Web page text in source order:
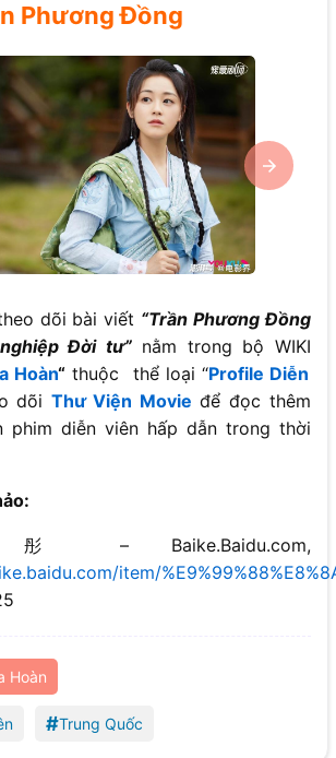
Phương Đồng
dõi bài viết “Trần Phương Đồng
Đời tư”nằm trong bộ WIKI
Hoàn“ thuộc thể loại “Profile Diễn
dõi Thư Viện Movie để đọc thêm
phim diễn viên hấp dẫn trong thời
– Baike.Baidu.com,
item/
Hoàn
#Trung Quốc